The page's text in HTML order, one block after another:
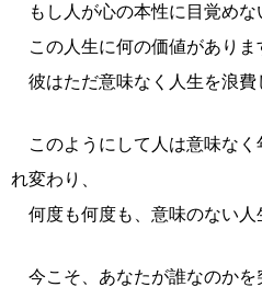
もし人が心の本性に目覚めな
この人生に何の価値がありま
彼はただ意味なく人生を浪費
このようにして人は意味なく
れ変わり、
何度も何度も、意味のない人
今こそ、あなたが誰なのかを